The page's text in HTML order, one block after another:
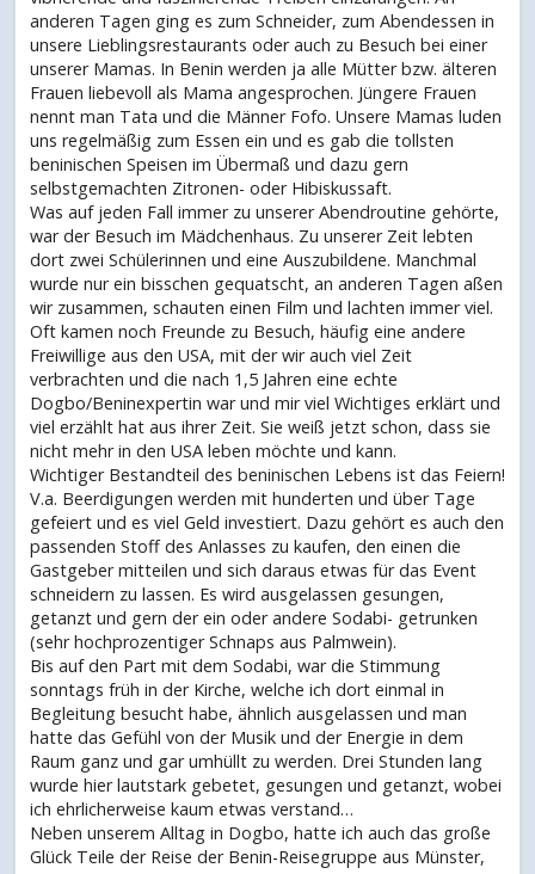
anderen Tagen ging es zum Schneider, zum Abendessen in
unsere Lieblingsrestaurants oder auch zu Besuch bei einer
unserer Mamas. In Benin werden ja alle Mütter bzw. älteren
Frauen liebevoll als Mama angesprochen. Jüngere Frauen
nennt man Tata und die Männer Fofo. Unsere Mamas luden
uns regelmäßig zum Essen ein und es gab die tollsten
beninischen Speisen im Übermaß und dazu gern
selbstgemachten Zitronen- oder Hibiskussaft.
Was auf jeden Fall immer zu unserer Abendroutine gehörte,
war der Besuch im Mädchenhaus. Zu unserer Zeit lebten
dort zwei Schülerinnen und eine Auszubildene. Manchmal
wurde nur ein bisschen gequatscht, an anderen Tagen aßen
wir zusammen, schauten einen Film und lachten immer viel.
Oft kamen noch Freunde zu Besuch, häufig eine andere
Freiwillige aus den USA, mit der wir auch viel Zeit
verbrachten und die nach 1,5 Jahren eine echte
Dogbo/Beninexpertin war und mir viel Wichtiges erklärt und
viel erzählt hat aus ihrer Zeit. Sie weiß jetzt schon, dass sie
nicht mehr in den USA leben möchte und kann.
Wichtiger Bestandteil des beninischen Lebens ist das Feiern!
V.a. Beerdigungen werden mit hunderten und über Tage
gefeiert und es viel Geld investiert. Dazu gehört es auch den
passenden Stoff des Anlasses zu kaufen, den einen die
Gastgeber mitteilen und sich daraus etwas für das Event
schneidern zu lassen. Es wird ausgelassen gesungen,
getanzt und gern der ein oder andere Sodabi- getrunken
(sehr hochprozentiger Schnaps aus Palmwein).
Bis auf den Part mit dem Sodabi, war die Stimmung
sonntags früh in der Kirche, welche ich dort einmal in
Begleitung besucht habe, ähnlich ausgelassen und man
hatte das Gefühl von der Musik und der Energie in dem
Raum ganz und gar umhüllt zu werden. Drei Stunden lang
wurde hier lautstark gebetet, gesungen und getanzt, wobei
ich ehrlicherweise kaum etwas verstand…
Neben unserem Alltag in Dogbo, hatte ich auch das große
Glück Teile der Reise der Benin-Reisegruppe aus Münster,